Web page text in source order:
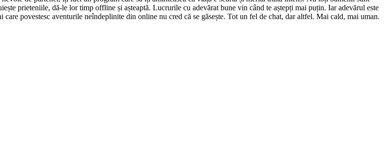
prieteniile, dă-le lor timp offline și așteaptă. Lucrurile cu adevărat bune vin când te aștepți mai puțin. Iar adevărul este
povestesc aventurile neîndeplinite din online nu cred că se găsește. Tot un fel de chat, dar altfel. Mai cald, mai uman.